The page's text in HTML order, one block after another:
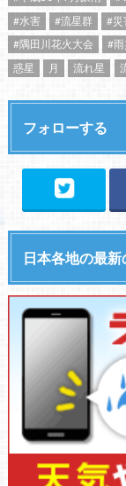
#水害
#流星群 #災
#隅田川花火大会
#
惑星
月 流れ星
フォローする
日本各地の最